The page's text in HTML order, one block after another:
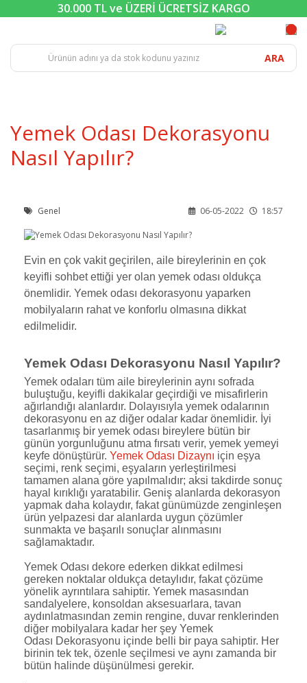
30.000 TL ve ÜZERİ ÜCRETSİZ KARGO
ARA
Yemek Odası Dekorasyonu
Nasıl Yapılır?
Genel 06-05-2022 18:57
Evin en çok vakit geçirilen, aile bireylerinin en çok
keyifli sohbet ettiği yer olan yemek odası oldukça
önemlidir. Yemek odası dekorasyonu yaparken
mobilyaların rahat ve konforlu olmasına dikkat
edilmelidir.
Yemek Odası Dekorasyonu Nasıl Yapılır?
Yemek odaları tüm aile bireylerinin aynı sofrada
buluştuğu, keyifli dakikalar geçirdiği ve misafirlerin
ağırlandığı alanlardır. Dolayısıyla yemek odalarının
dekorasyonu en az diğer odalar kadar önemlidir. İyi
tasarlanmış bir yemek odası bireylere bütün bir
günün yorgunluğunu atma fırsatı verir, yemek yemeyi
keyfe dönüştürür. Yemek Odası Dizaynı için eşya
seçimi, renk seçimi, eşyaların yerleştirilmesi
tamamen alana göre yapılmalıdır; aksi takdirde sonuç
hayal kırıklığı yaratabilir. Geniş alanlarda dekorasyon
yapmak daha kolaydır, fakat günümüzde zenginleşen
ürün yelpazesi dar alanlarda uygun çözümler
sunmakta ve başarılı sonuçlar alınmasını
sağlamaktadır.
Yemek Odası dekore ederken dikkat edilmesi
gereken noktalar oldukça detaylıdır, fakat çözüme
yönelik ayrıntılara sahiptir. Yemek masasından
sandalyelere, konsoldan aksesuarlara, tavan
aydınlatmasından zemin rengine, duvar renklerinden
diğer mobilyalara kadar her şey Yemek
Odası Dekorasyonu içinde belli bir paya sahiptir. Her
birinin tek tek, özenle seçilmesi ve aynı zamanda bir
bütün halinde düşünülmesi gerekir.